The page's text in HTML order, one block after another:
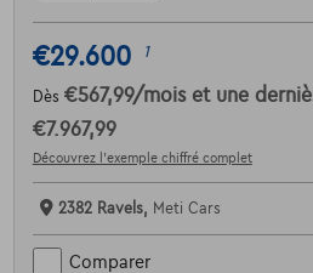
€29.600 1
Dès €567,99/mois et une
€7.967,99
Découvrez l’exemple chiffré complet
2382 Ravels, Meti Cars
Comparer